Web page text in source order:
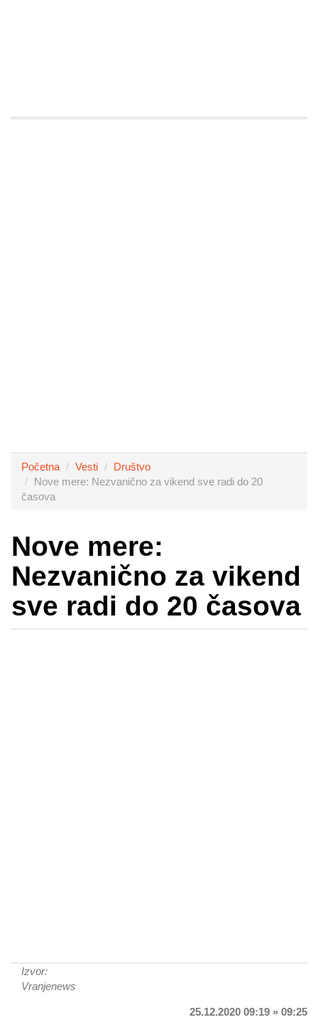
Početna Vesti
Društvo
Nove mere: Nezvanično za vikend sve radi do 20
časova
Nove mere:
Nezvanično za vikend
sve radi do 20 časova
Izvor:
Vranjenews
25.12.2020 09:19 » 09:25